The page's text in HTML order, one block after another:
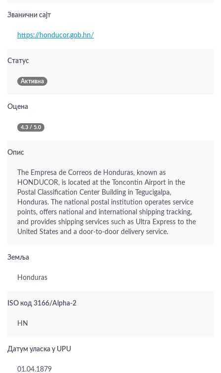
Званични сајт
https://honducor.gob.hn/
Статус
Активна
Оцена
4.3 / 5.0
Опис
The Empresa de Correos de Honduras, known as
HONDUCOR, is located at the Toncontin Airport in the
Postal Classification Center Building in Tegucigalpa,
Honduras. The national postal institution operates service
points, offers national and international shipping tracking,
and provides shipping services such as Ultra Express to the
United States and a door-to-door delivery service.
Земља
Honduras
ISO код 3166/Alpha-2
HN
Датум уласка у UPU
01.04.1879